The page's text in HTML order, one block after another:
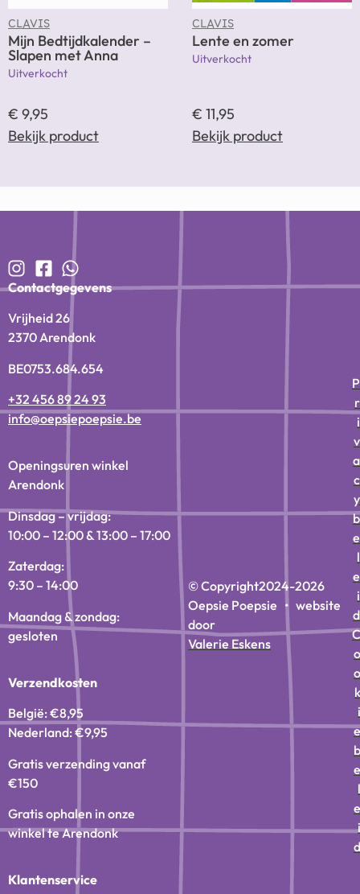
CLAVIS
Mijn Bedtijdkalender –
Slapen met Anna
Uitverkocht
€ 9,95
Bekijk product
CLAVIS
Lente en zomer
Uitverkocht
€ 11,95
Bekijk product
Contactgegevens
Vrijheid 26
2370 Arendonk
BE0753.684.654
+32 456 89 24 93
info@oepsiepoepsie.be
Openingsuren winkel
Arendonk
Dinsdag – vrijdag:
10:00 – 12:00 & 13:00 – 17:00
Zaterdag:
9:30 – 14:00
Maandag & zondag:
gesloten
Verzendkosten
België: €8,95
Nederland: €9,95
Gratis verzending vanaf
€150
Gratis ophalen in onze
winkel te Arendonk
Klantenservice
© Copyright2024-2026
Oepsie Poepsie • website
door
Valerie Eskens
P
r
i
v
a
c
y
b
e
l
e
i
d
C
o
o
k
i
e
b
e
l
e
i
d